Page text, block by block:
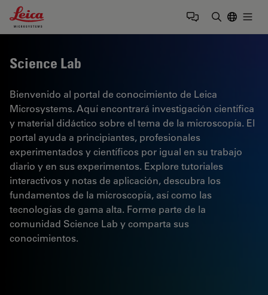
Leica Microsystems Logo
Science Lab
Bienvenido al portal de conocimiento de Leica
Microsystems. Aquí encontrará investigación científica
y material didáctico sobre el tema de la microscopía. El
portal ayuda a principiantes, profesionales
experimentados y científicos por igual en su trabajo
diario y en sus experimentos. Explore tutoriales
interactivos y notas de aplicación, descubra los
fundamentos de la microscopía, así como las
tecnologías de gama alta. Forme parte de la
comunidad Science Lab y comparta sus
conocimientos.